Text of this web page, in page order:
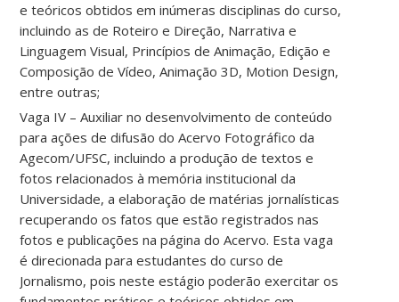
e teóricos obtidos em inúmeras disciplinas do curso,
incluindo as de Roteiro e Direção, Narrativa e
Linguagem Visual, Princípios de Animação, Edição e
Composição de Vídeo, Animação 3D, Motion Design,
entre outras;
Vaga IV – Auxiliar no desenvolvimento de conteúdo
para ações de difusão do Acervo Fotográfico da
Agecom/UFSC, incluindo a produção de textos e
fotos relacionados à memória institucional da
Universidade, a elaboração de matérias jornalísticas
recuperando os fatos que estão registrados nas
fotos e publicações na página do Acervo. Esta vaga
é direcionada para estudantes do curso de
Jornalismo, pois neste estágio poderão exercitar os